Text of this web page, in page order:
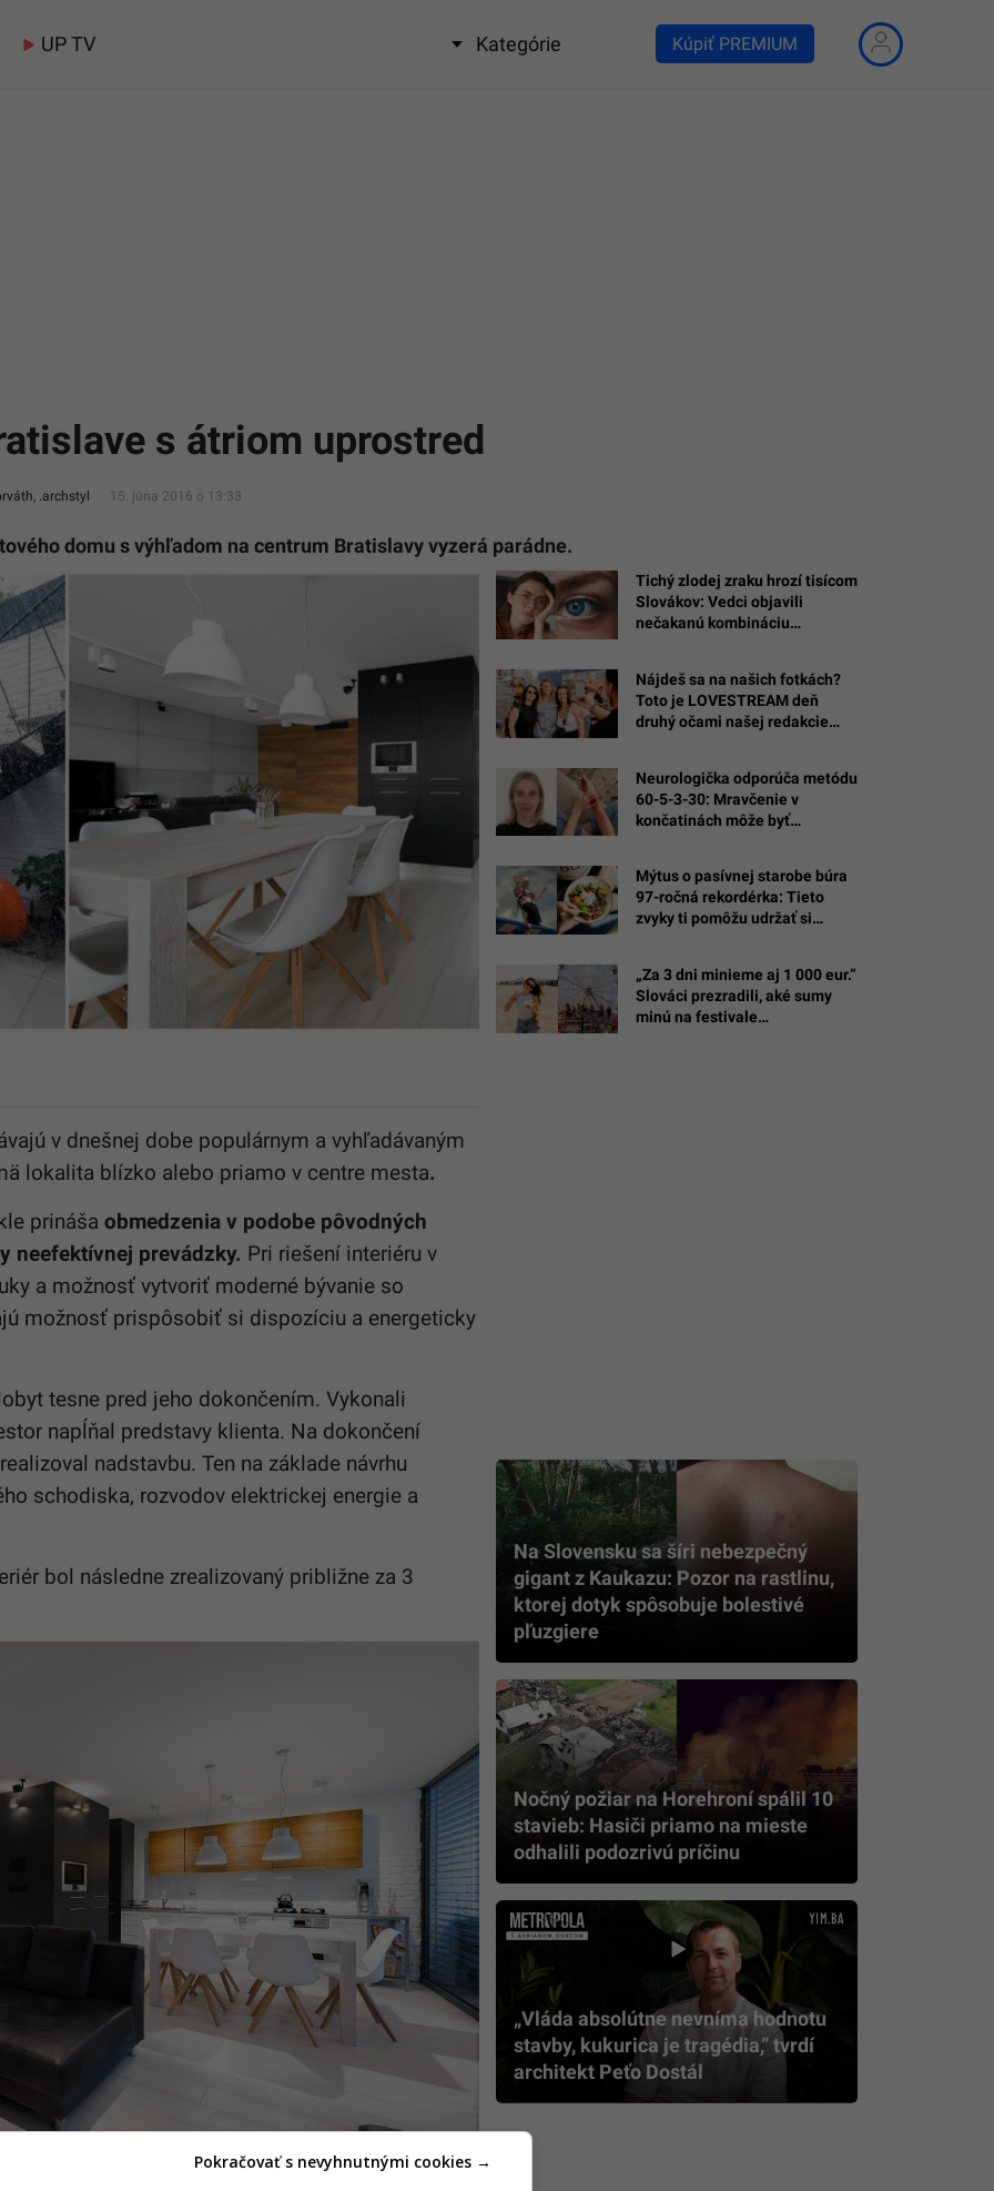
UP TV Kategórie Kúpiť PREMIUM
s átriom uprostred
.archstyl 15. júna 2016 o 13:33
domu s výhľadom na centrum Bratislavy vyzerá parádne.
v dnešnej dobe populárnym a vyhľadávaným
lokalita blízko alebo priamo v centre mesta.
prináša obmedzenia v podobe pôvodných
neefektívnej prevádzky. Pri riešení interiéru v
a možnosť vytvoriť moderné bývanie so
možnosť prispôsobiť si dispozíciu a energeticky
tesne pred jeho dokončením. Vykonali
napĺňal predstavy klienta. Na dokončení
nadstavbu. Ten na základe návrhu
schodiska, rozvodov elektrickej energie a
bol následne zrealizovaný približne za 3
Tichý zlodej zraku hrozí tisícom
Slovákov: Vedci objavili
nečakanú kombináciu
Nájdeš sa na našich fotkách?
Toto je LOVESTREAM deň
druhý očami našej redakcie
Neurologička odporúča metódu
60-5-3-30: Mravčenie v
končatinách môže byť
Mýtus o pasívnej starobe búra
97-ročná rekordérka: Tieto
zvyky ti pomôžu udržať si
„Za 3 dni minieme aj 1 000 eur.“
Slováci prezradili, aké sumy
minú na festivale
Na Slovensku sa šíri nebezpečný
gigant z Kaukazu: Pozor na rastlinu,
ktorej dotyk spôsobuje bolestivé
pľuzgiere
Nočný požiar na Horehroní spálil 10
stavieb: Hasiči priamo na mieste
odhalili podozrivú príčinu
„Vláda absolútne nevníma hodnotu
stavby, kukurica je tragédia,” tvrdí
architekt Peťo Dostál
Pokračovať s nevyhnutnými cookies →